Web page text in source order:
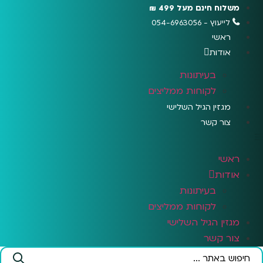
לתוכן
משלוח חינם מעל 499 ₪
לייעוץ - 054-6963056
ראשי
אודות
בעיתונות
לקוחות ממליצים
מגזין הגיל השלישי
צור קשר
ראשי
אודות
בעיתונות
לקוחות ממליצים
מגזין הגיל השלישי
צור קשר
Search